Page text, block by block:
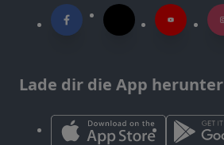
Lade dir die App herunter